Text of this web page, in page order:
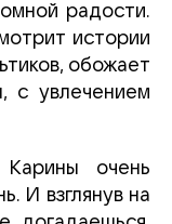
радости.
истории
обожает
с увлечением
очень
И взглянув на